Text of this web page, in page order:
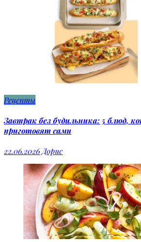
Рецепты
Завтрак без будильника: 5 блюд,
приготовят сами
22.06.2026Дорис